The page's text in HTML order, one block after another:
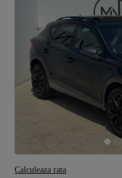
Calculeaza rata